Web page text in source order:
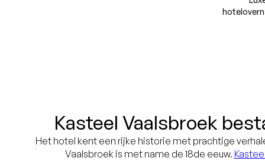
Kasteel Vaalsbroek
Het hotel kent een rijke historie met prachtige
Vaalsbroek is met name de 18de eeuw.